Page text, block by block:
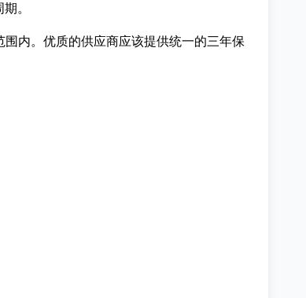
。
内。优质的供应商应该提供统一的三年保